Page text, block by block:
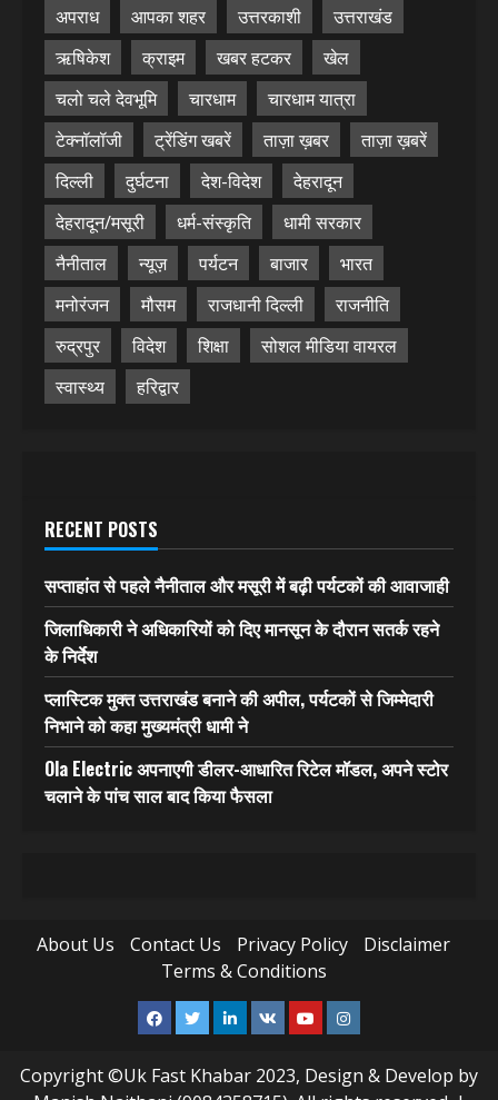
अपराध
आपका शहर उत्तरकाशी
उत्तराखंड
ऋषिकेश
क्राइम खबर हटकर
खेल
चलो चले देवभूमि
चारधाम
चारधाम यात्रा
टेक्नॉलॉजी
ट्रेंडिंग खबरें ताज़ा ख़बर
ताज़ा ख़बरें
दिल्ली
दुर्घटना देश-विदेश
देहरादून
देहरादून/मसूरी
धर्म-संस्कृति
धामी सरकार
नैनीताल
न्यूज़ पर्यटन बाजार
भारत
मनोरंजन
मौसम राजधानी दिल्ली
राजनीति
रुद्रपुर
विदेश शिक्षा
सोशल मीडिया वायरल
स्वास्थ्य
हरिद्वार
RECENT POSTS
सप्ताहांत से पहले नैनीताल और मसूरी में बढ़ी पर्यटकों की आवाजाही
जिलाधिकारी ने अधिकारियों को दिए मानसून के दौरान सतर्क रहने
के निर्देश
प्लास्टिक मुक्त उत्तराखंड बनाने की अपील, पर्यटकों से जिम्मेदारी
निभाने को कहा मुख्यमंत्री धामी ने
Ola Electric अपनाएगी डीलर-आधारित रिटेल मॉडल, अपने स्टोर
चलाने के पांच साल बाद किया फैसला
About Us Contact Us Privacy Policy
Disclaimer
Terms & Conditions
Facebook
TwitterLinkedin
VK YoutubeInstagram
Copyright ©Uk Fast Khabar 2023, Design & Develop by